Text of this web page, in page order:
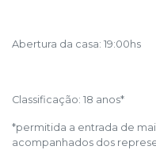
Abertura da casa: 19:00hs
Classificação: 18 anos*
*permitida a entrada de
acompanhados dos